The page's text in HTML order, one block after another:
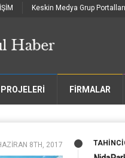
Keskin Medya Grup Portalları
FIRMALAR
8TH, 2017